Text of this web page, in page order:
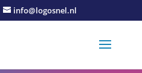
info@logosnel.nl